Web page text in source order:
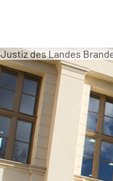
Justiz des Landes